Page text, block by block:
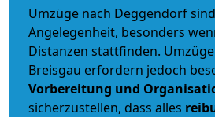
Umzüge nach Deggendorf
Angelegenheit, besonders
Distanzen stattfinden.
Breisgau erfordern jedoch
Vorbereitung und
sicherzustellen, dass alles